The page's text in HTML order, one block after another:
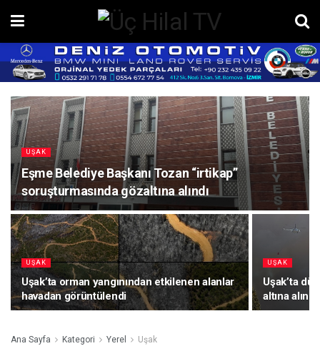
UŞAK
Eşme Belediye Başkanı Tozan “irtikap”
soruşturmasında gözaltına alındı
UŞAK
Uşak’ta orman yangınından etkilenen alanlar
havadan görüntülendi
UŞAK
Uşak’ta
altına alındı
Ana Sayfa Kategori Yerel Uşak